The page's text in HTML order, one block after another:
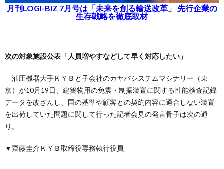
月刊LOGI-BIZ 7月号は「未来を創る輸送改革」 先行企業の
生存戦略を徹底取材
次の対象施設公表「人員増やすなどして早く対応したい」
油圧機器大手ＫＹＢと子会社のカヤバシステムマシナリー（東
京）が10月19日、建築物用の免震・制振装置に関する性能検査記録
データを改ざんし、国の基準や顧客との契約内容に適合しない装置
を出荷していた問題に関して行った記者会見の発言骨子は次の通
り。
▼齋藤圭介ＫＹＢ取締役専務執行役員